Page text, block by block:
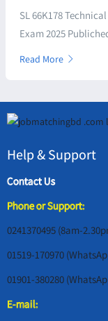
SL 66K178
Exam 2025 Publiched
Read More
Help & Support
Contact Us
Phone or Support:
0241370495 (8am-
01519-170970
01901-380280
E-mail: